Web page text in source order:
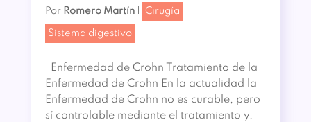
Por Romero Martín| Cirugía
Sistema digestivo
Enfermedad de Crohn Tratamiento de la
Enfermedad de Crohn En la actualidad la
Enfermedad de Crohn no es curable, pero
sí controlable mediante el tratamiento y,